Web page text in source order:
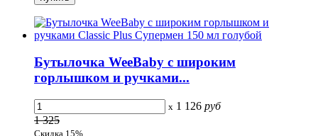
Бутылочка WeeBaby с широким
горлышком и ручками...
x 1 126 руб
1 325
Скидка 15%